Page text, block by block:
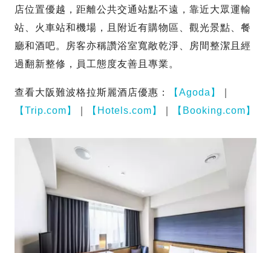
店位置優越，距離公共交通站點不遠，靠近大眾運輸
站、火車站和機場，且附近有購物區、觀光景點、餐
廳和酒吧。房客亦稱讚浴室寬敞乾淨、房間整潔且經
過翻新整修，員工態度友善且專業。
查看大阪難波格拉斯麗酒店優惠： 【Agoda】
【Trip.com】
【Hotels.com】 【Booking.com】